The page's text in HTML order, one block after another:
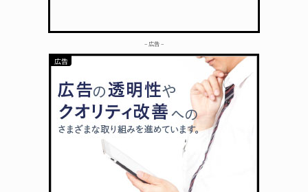
– 広告 –